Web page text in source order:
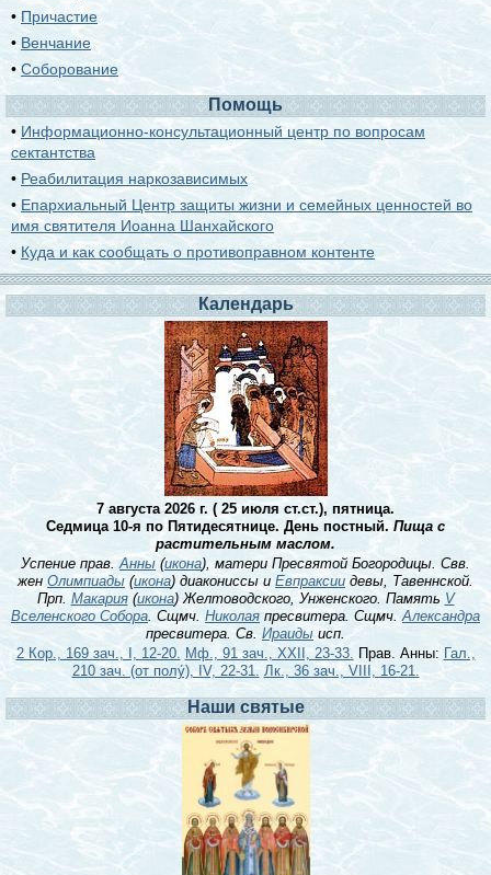
• Причастие
• Венчание
•Соборование
Помощь
• Информационно-консультационный центр по вопросам
сектантства
• Реабилитация наркозависимых
• Епархиальный Центр защиты жизни и семейных ценностей во
имя святителя Иоанна Шанхайского
• Куда и как сообщать о противоправном контенте
Календарь
7 августа 2026 г. ( 25 июля ст.ст.), пятница.
Седмица 10-я по Пятидесятнице. День постный. Пища с
растительным маслом.
Успение прав.Анны (икона), матери Пресвятой Богородицы. Свв.
жен Олимпиады (икона) диакониссы и Евпраксии девы, Тавеннской.
Прп.Макария(икона) Желтоводского, Унженского. Память V
Вселенского Собора. Сщмч. Николая пресвитера. Сщмч.Александра
пресвитера. Св. Ираидыисп.
2 Кор., 169 зач., I, 12-20. Мф., 91 зач., XXII, 23-33. Прав. Анны: Гал.,
210 зач. (от полу́), IV, 22-31. Лк., 36 зач., VIII, 16-21.
Наши святые